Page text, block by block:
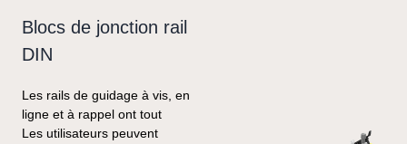
Blocs de jonction rail
DIN
Les rails de guidage à vis, en
ligne et à rappel ont tout
Les utilisateurs peuvent